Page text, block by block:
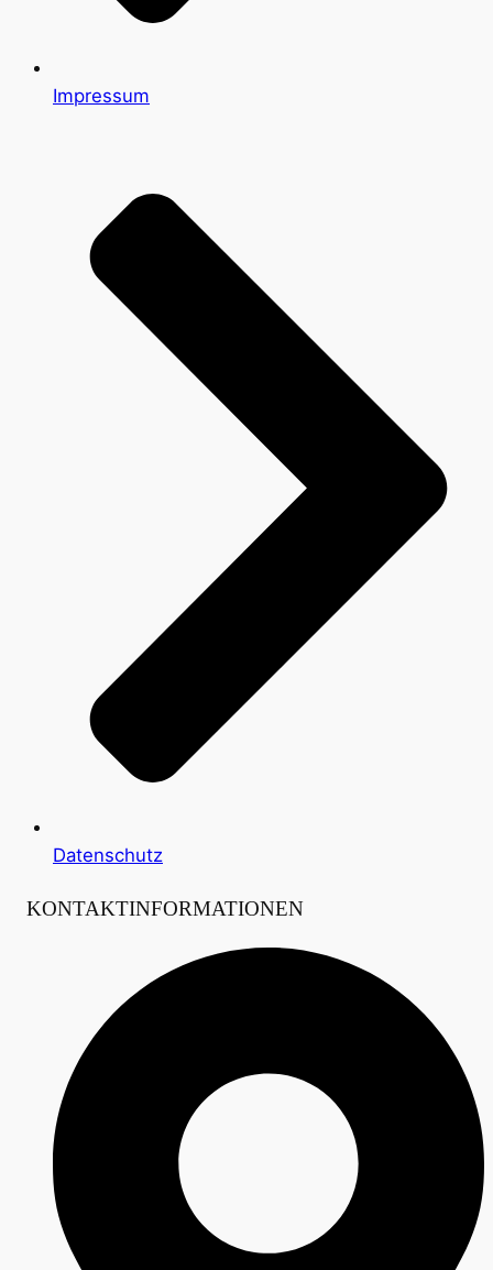
Impressum
Datenschutz
KONTAKTINFORMATIONEN